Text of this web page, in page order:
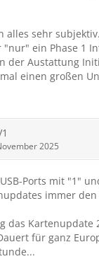
alles sehr
"nur" ein Phase 1
der Austattung
einen großen
2025
Ports mit "1"
immer den
das Kartenupdate
für ganz